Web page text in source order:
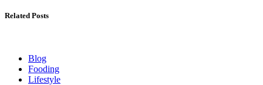
Related Posts
Blog
Fooding
Lifestyle